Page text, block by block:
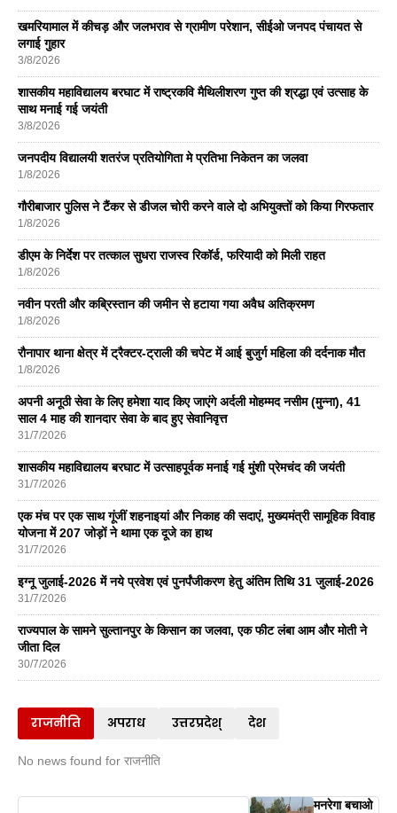
खमरियामाल में कीचड़ और जलभराव से ग्रामीण परेशान, सीईओ जनपद पंचायत से
लगाई गुहार
3/8/2026
शासकीय महाविद्यालय बरघाट में राष्ट्रकवि मैथिलीशरण गुप्त की श्रद्धा एवं उत्साह के
साथ मनाई गई जयंती
3/8/2026
जनपदीय विद्यालयी शतरंज प्रतियोगिता मे प्रतिभा निकेतन का जलवा
1/8/2026
गौरीबाजार पुलिस ने टैंकर से डीजल चोरी करने वाले दो अभियुक्तों को किया गिरफतार
1/8/2026
डीएम के निर्देश पर तत्काल सुधरा राजस्व रिकॉर्ड, फरियादी को मिली राहत
1/8/2026
नवीन परती और कब्रिस्तान की जमीन से हटाया गया अवैध अतिक्रमण
1/8/2026
रौनापार थाना क्षेत्र में ट्रैक्टर-ट्राली की चपेट में आई बुजुर्ग महिला की दर्दनाक मौत
1/8/2026
अपनी अनूठी सेवा के लिए हमेशा याद किए जाएंगे अर्दली मोहम्मद नसीम (मुन्ना), 41
साल 4 माह की शानदार सेवा के बाद हुए सेवानिवृत्त
31/7/2026
शासकीय महाविद्यालय बरघाट में उत्साहपूर्वक मनाई गई मुंशी प्रेमचंद की जयंती
31/7/2026
एक मंच पर एक साथ गूंजीं शहनाइयां और निकाह की सदाएं, मुख्यमंत्री सामूहिक विवाह
योजना में 207 जोड़ों ने थामा एक दूजे का हाथ
31/7/2026
इग्नू जुलाई-2026 में नये प्रवेश एवं पुनर्पंजीकरण हेतु अंतिम तिथि 31 जुलाई-2026
31/7/2026
राज्यपाल के सामने सुल्तानपुर के किसान का जलवा, एक फीट लंबा आम और मोती ने
जीता दिल
30/7/2026
राजनीति अपराध उत्तरप्रदेश् देश
No news found for राजनीति
मनरेगा बचाओ